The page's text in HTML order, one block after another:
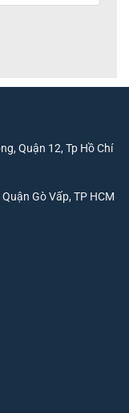
Quận 12, Tp Hồ Chí
Gò Vấp, TP HCM